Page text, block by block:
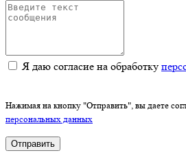
Я даю согласие на обработку
Нажимая на кнопку "Отправить", вы даете
персональных данных
Отправить